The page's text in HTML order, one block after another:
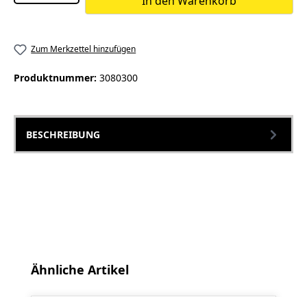
Zum Merkzettel hinzufügen
Produktnummer: 3080300
BESCHREIBUNG
Produktgalerie überspringen
Ähnliche Artikel